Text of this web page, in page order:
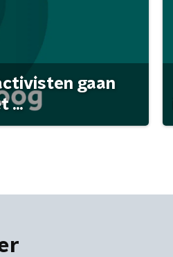
gaan
...